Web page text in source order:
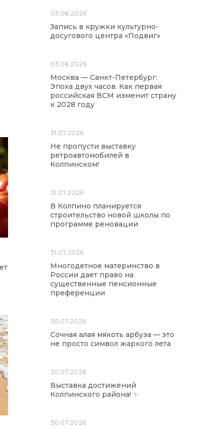
03.08.2026
Запись в кружки культурно-
досугового центра «Подвиг»
03.08.2026
Москва — Санкт-Петербург:
Эпоха двух часов. Как первая
российская ВСМ изменит страну
к 2028 году
31.07.2026
Не пропусти выставку
ретроавтомобилей в
Колпинском!
31.07.2026
В Колпино планируется
строительство новой школы по
программе реновации
31.07.2026
Многодетное материнство в
России дает право на
существенные пенсионные
преференции
30.07.2026
Сочная алая мякоть арбуза — это
не просто символ жаркого лета
30.07.2026
Выставка достижений
Колпинского района! ✨
30.07.2026